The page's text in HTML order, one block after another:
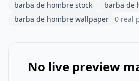
barba de hombre stock
barba de
barba de hombre wallpaper
0 real
No live preview